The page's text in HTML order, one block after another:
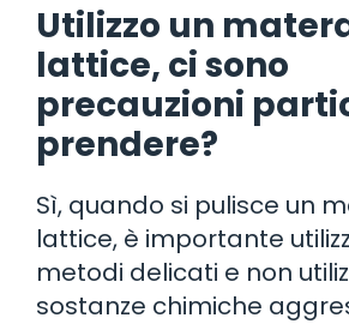
Utilizzo un
lattice, ci sono
precauzioni
prendere?
Sì, quando si pulisce un
lattice, è importante
metodi delicati e non
sostanze chimiche